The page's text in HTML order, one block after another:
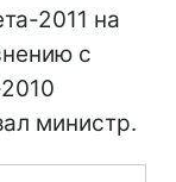
2011 на
с
министр.